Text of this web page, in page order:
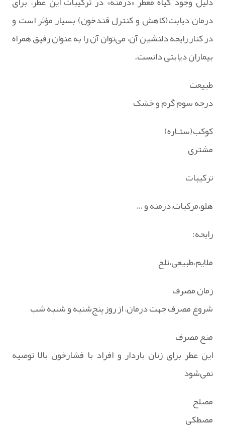
درمان دیابت(کاهش و کنترل قندخون) بسیار مؤثر است و
در کنار رایحه دلنشین آن، می‌توان آن را به عنوان رفیق همراه
بیماران دیابتی دانست.
طبیعت
درجه سوم گرم و خشک
کوکب(ستـاره)
مشتری
ترکیبات
هلو،مرکبات،درمنه و …
رایحه:
ملایم،طبیعی،تلخ
زمان مصرف
شروع مصرف جهت درمان، از روز پنج‌شنبه و شنبه شب
منع مصرف
این عطر برای زنان باردار و افراد با فشارخون بالا توصیه
نمی‌شود
مصلح
مصطکی